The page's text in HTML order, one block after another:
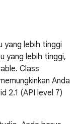
yang lebih tinggi
yang lebih tinggi,
Class
Anda
2.1 (API level 7)